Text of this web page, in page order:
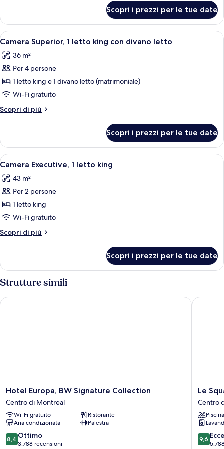
matrimoniali
Superior,
letti
matrimoniali
Scopri i prezzi per le tue date
Apri
tutte
le
foto
per
Camera
Superior,
1
king
con
divano
letto
Una camera d'albergo con un letto
8
Camera Superior, 1 letto king con divano letto
36 m²
Per 4 persone
1 letto king e 1 divano letto (matrimoniale)
Wi-Fi gratuito
Scopri di più
Altri
Superior,
letto
con
divano
Scopri i prezzi per le tue date
Apri
tutte
le
foto
per
Camera
Executive,
1
king
Camera d'albergo con un letto, una
7
Camera Executive, 1 letto king
43 m²
Per 2 persone
1 letto king
Wi-Fi gratuito
Scopri di più
Altri
Executive,
1
letto
king
Scopri i prezzi per le tue date
Strutture simili
Hotel
Europa,
BW
Signature
Collection
Centro
di
Hotel Europa, BW Signature Collection
Centro di Montreal
Wi-Fi gratuito
Ristorante
Aria condizionata
Palestra
8.4
su
8,4 Ottimo
3.788 recensioni
Hotel Europa, BW Signature Collection
Le
Square
Phillips
Hotel
And
Suites
Centro
Le
Centro
Piscina
9.6
su
9,6
Le